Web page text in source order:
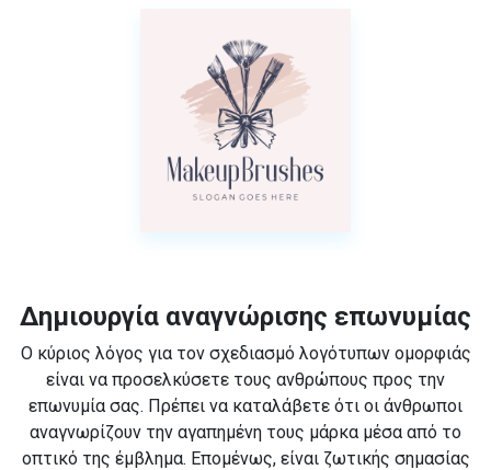
Δημιουργία αναγνώρισης επωνυμίας
Ο κύριος λόγος για τον σχεδιασμό λογότυπων ομορφιάς
είναι να προσελκύσετε τους ανθρώπους προς την
επωνυμία σας. Πρέπει να καταλάβετε ότι οι άνθρωποι
αναγνωρίζουν την αγαπημένη τους μάρκα μέσα από το
οπτικό της έμβλημα. Επομένως, είναι ζωτικής σημασίας